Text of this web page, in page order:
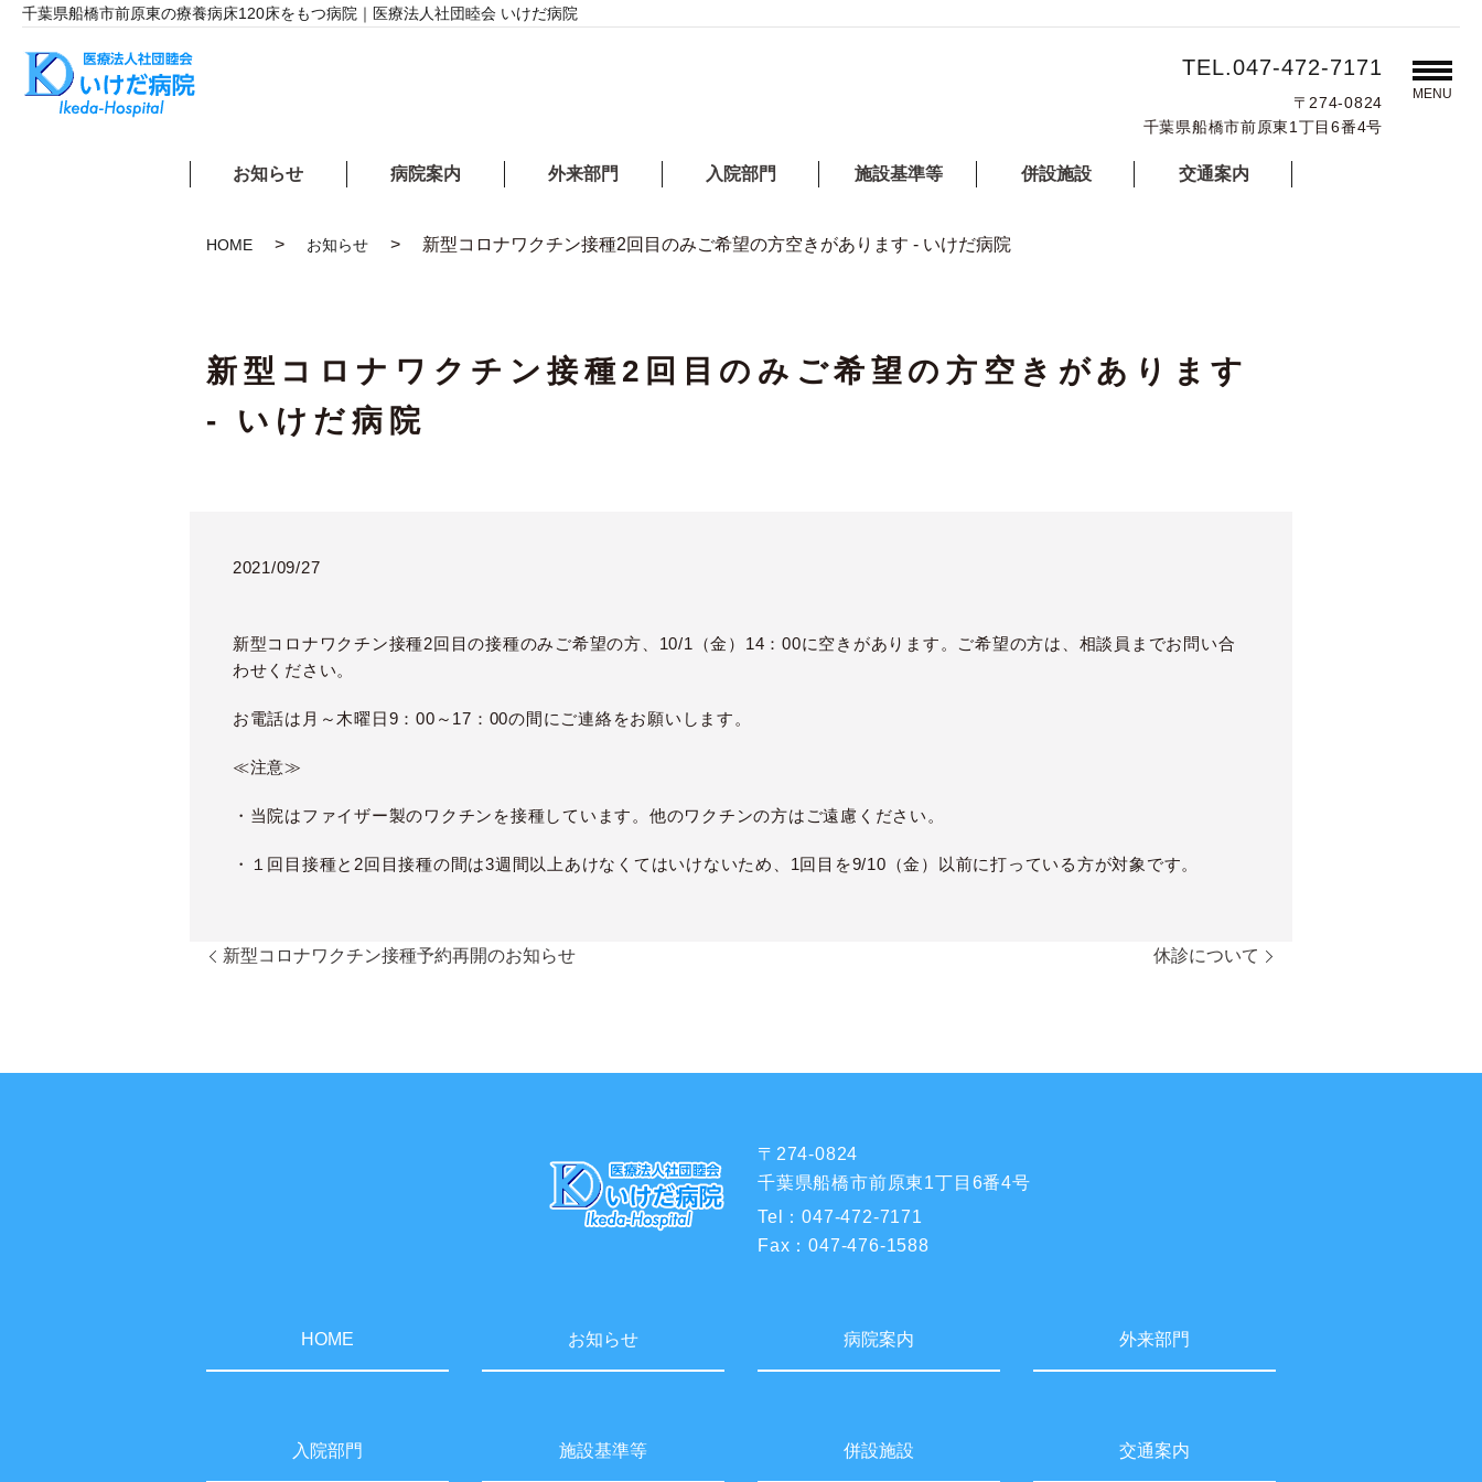
千葉県船橋市前原東の療養病床120床をもつ病院｜医療法人社団睦会 いけだ病院
TEL.047-472-7171
〒274-0824
千葉県船橋市前原東1丁目6番4号
MENU
お知らせ 病院案内 外来部門 入院部門 施設基準等 併設施設 交通案内
HOME お知らせ 新型コロナワクチン接種2回目のみご希望の方空きがあります - いけだ病院
新型コロナワクチン接種2回目のみご希望の方空きがあります
- いけだ病院
2021/09/27
新型コロナワクチン接種2回目の接種のみご希望の方、 10/1 （金） 14 ：00に空きがあります。ご希望の方は、相談員までお問い合
わせください。
お電話は月～木曜日9 ：00 ～ 17 ： 00の間にご連絡をお願いします。
≪注意≫
・当院はファイザー製のワクチンを接種しています。他のワクチンの方はご遠慮ください。
・１回目接種と2回目接種の間は3週間以上あけなくてはいけないため、1回目を9/10（金）以前に打っている方が対象です。
新型コロナワクチン接種予約再開のお知らせ 休診について
〒274-0824
千葉県船橋市前原東1丁目6番4号
Tel：047-472-7171
Fax：047-476-1588
HOME お知らせ 病院案内 外来部門
入院部門 施設基準等 併設施設 交通案内